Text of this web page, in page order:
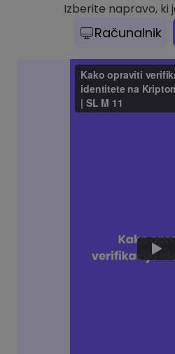
Izberite napravo, ki
Računalnik